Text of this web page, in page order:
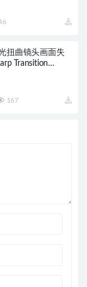
扭曲镜头画面失
Transition
167